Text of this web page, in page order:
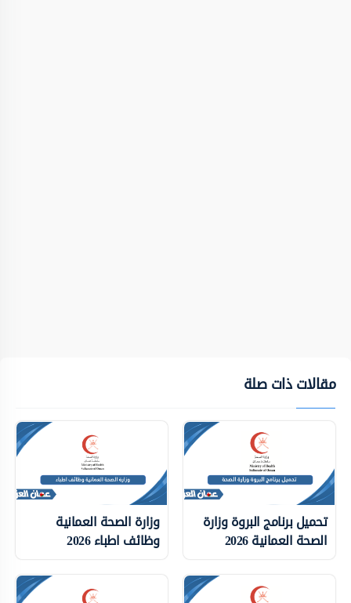
مقالات ذات صلة
تحميل برنامج البروة وزارة
الصحة العمانية 2026
وزارة الصحة العمانية
وظائف اطباء 2026